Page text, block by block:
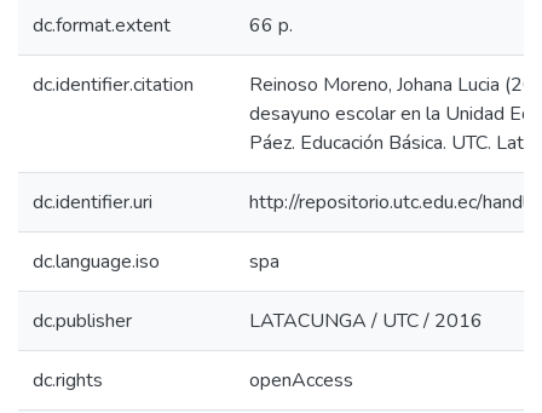
dc.format.extent 66 p.
dc.identifier.citation
Reinoso Moreno, Johana Lucia
desayuno escolar en la Unidad
Páez. Educación Básica. UTC.
dc.identifier.uri http://repositorio.utc.edu.ec/
dc.language.iso spa
dc.publisher LATACUNGA / UTC / 2016
dc.rights openAccess